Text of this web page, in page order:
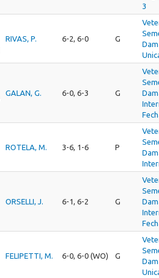
3
RIVAS, P. 6-2, 6-0 G
GALAN, G. 6-0, 6-3 G
ROTELA, M. 3-6, 1-6 P
ORSELLI, J. 6-1, 6-2 G
FELIPETTI, M. 6-0, 6-0 (WO) G